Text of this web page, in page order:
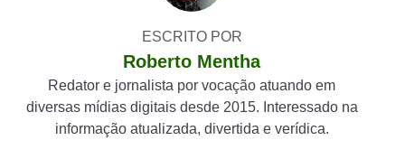
ESCRITO POR
Roberto Mentha
Redator e jornalista por vocação atuando em
diversas mídias digitais desde 2015. Interessado na
informação atualizada, divertida e verídica.